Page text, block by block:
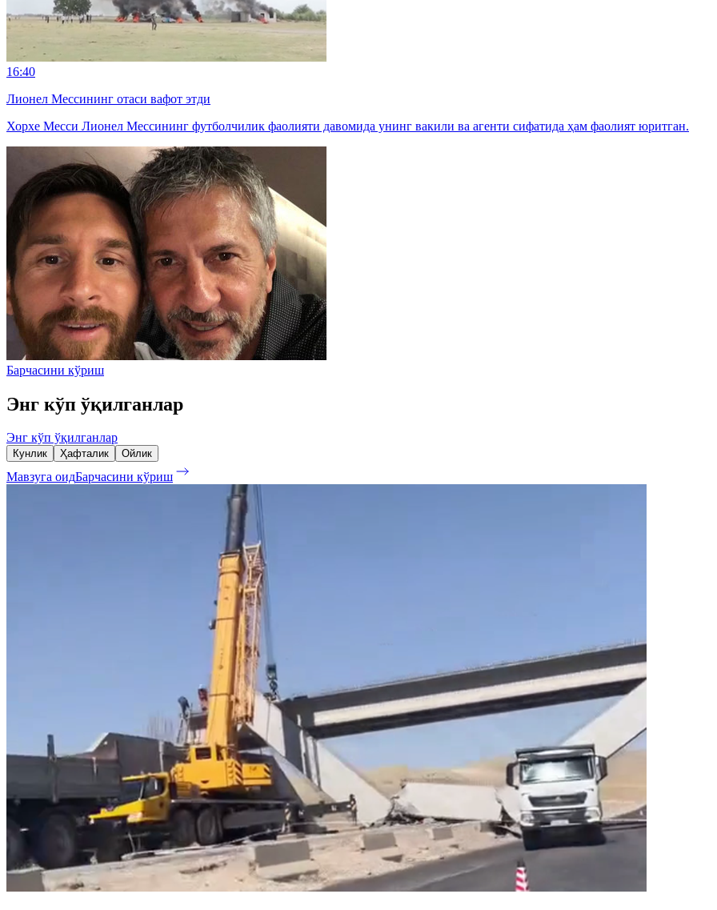
16:40
Лионел Мессининг отаси вафот этди
Хорхе Месси Лионел Мессининг футболчилик фаолияти давомида унинг вакили ва агенти сифатида ҳам фаолият юритган.
Барчасини кўриш
Энг кўп ўқилганлар
Энг кўп ўқилганлар
Кунлик Ҳафталик Ойлик
Мавзуга оидБарчасини кўриш